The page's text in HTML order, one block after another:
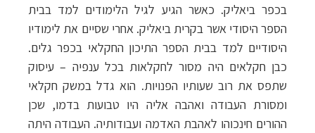
בכפר ביאליק. כאשר הגיע לגיל הלימודים למד בבית
הספר היסודי אשר בקרית ביאליק. אחרי שסיים את לימודיו
היסודיים למד בבית הספר התיכון החקלאי בכפר גלים.
כבן חקלאים היה מסור לחקלאות בכל ענפיה – עיסוק
שתפס את רוב שעותיו הפנויות. הוא גדל במשק חקלאי
ומסורת העבודה ואהבה אליה היו טבועות בדמו, שכן
ההורים חינכוהו לאהבת האדמה ועבודותיה. העבודה היתה